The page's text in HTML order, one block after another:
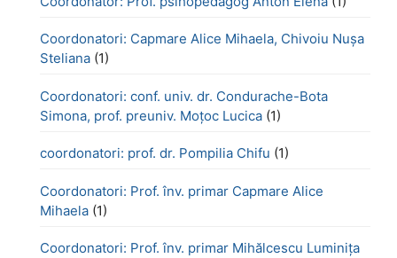
Coordonatori: Capmare Alice Mihaela, Chivoiu Nușa
Steliana (1)
Coordonatori: conf. univ. dr. Condurache-Bota
Simona, prof. preuniv. Moțoc Lucica (1)
coordonatori: prof. dr. Pompilia Chifu (1)
Coordonatori: Prof. înv. primar Capmare Alice
Mihaela (1)
Coordonatori: Prof. înv. primar Mihălcescu Luminița